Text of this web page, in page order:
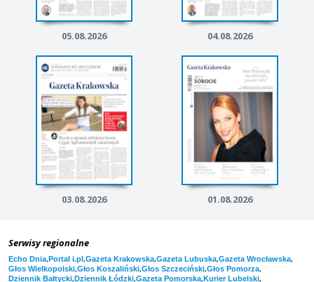
05.08.2026 04.08.2026
03.08.2026 01.08.2026
Serwisy regionalne
Echo Dnia,Portal i.pl,Gazeta Krakowska,Gazeta Lubuska,Gazeta Wrocławska,
Głos Wielkopolski,Głos Koszaliński,Głos Szczeciński,Głos Pomorza,
Dziennik Bałtycki,Dziennik Łódzki,Gazeta Pomorska,Kurier Lubelski,